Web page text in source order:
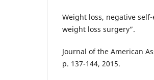
Weight loss, negative
weight loss surgery”.
Journal of the American
p. 137-144, 2015.